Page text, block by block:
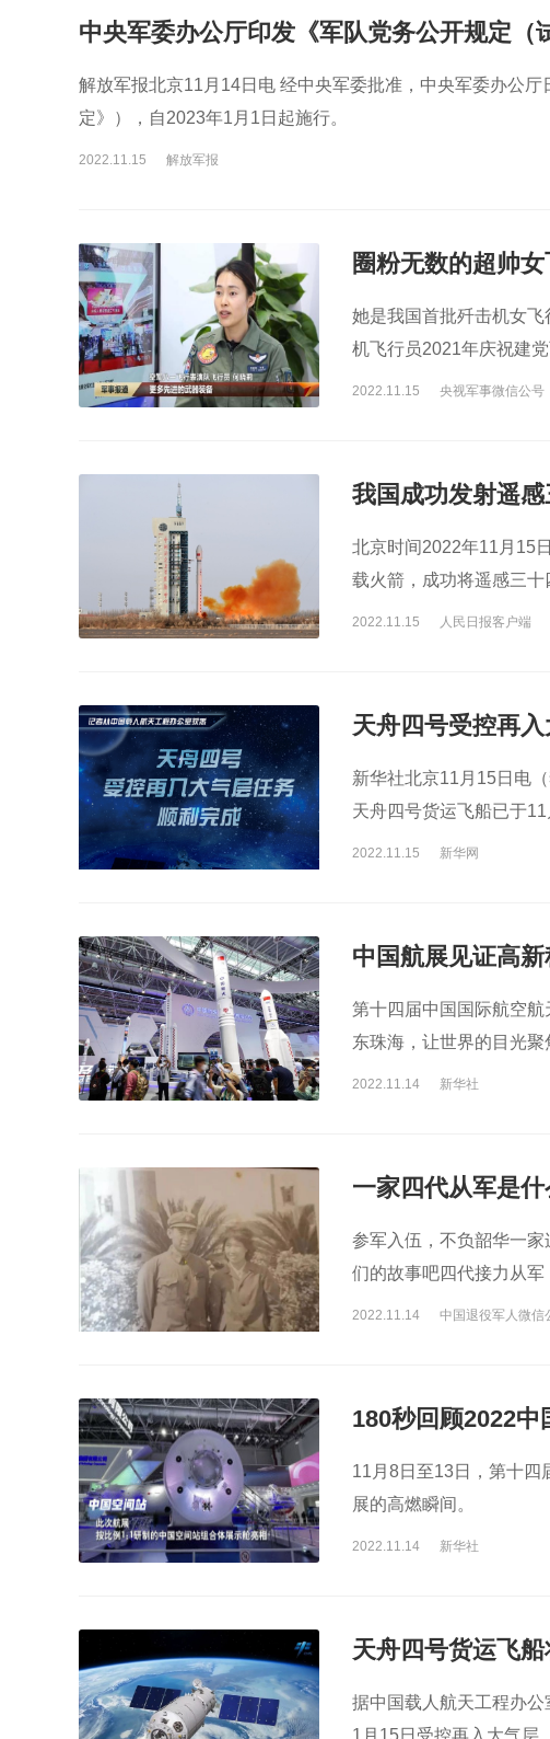
中央军委办公厅印发《军队党务公开规定（
解放军报北京11月14日电 经中央军委批准，中央军委办公
定》），自2023年1月1日起施行。
2022.11.15 解放军报
圈粉无数的超帅
她是我国首批歼击机女
机飞行员2021年庆祝建
女飞如今有了全新身份成
2022.11.15 央视军事微信公号
我国成功发射遥
北京时间2022年11月15
载火箭，成功将遥感三
获得圆满成功。
2022.11.15 人民日报客户端
天舟四号受控再
新华社北京11月15日电
天舟四号货运飞船已于
2022.11.15 新华网
中国航展见证高
第十四届中国国际航空
东珠海，让世界的目光聚
2022.11.14 新华社
一家四代从军是什
参军入伍，不负韶华一
们的故事吧四代接力从军
2022.11.14 中国退役军人微信
180秒回顾2022中
11月8日至13日，第十四
展的高燃瞬间。
2022.11.14 新华社
天舟四号货运飞
据中国载人航天工程办
1月15日受控再入大气层